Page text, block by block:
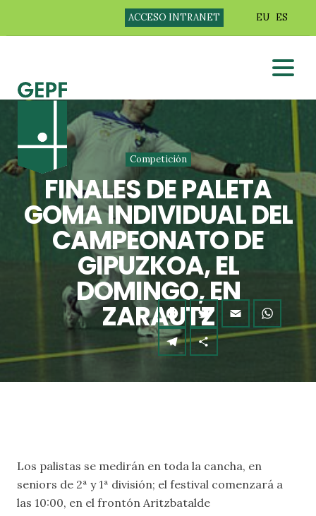
ACCESO INTRANET EU ES
Competición
FINALES DE PALETA
GOMA INDIVIDUAL DEL
CAMPEONATO DE
GIPUZKOA, EL
DOMINGO, EN
ZARAUTZ
Los palistas se medirán en toda la cancha, en
seniors de 2ª y 1ª división; el festival comenzará a
las 10:00, en el frontón Aritzbatalde